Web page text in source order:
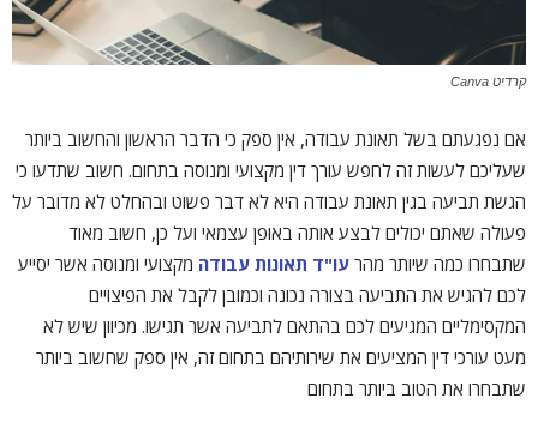
קרדיט Canva
אם נפגעתם בשל תאונת עבודה, אין ספק כי הדבר הראשון והחשוב ביותר
שעליכם לעשות זה לחפש עורך דין מקצועי ומנוסה בתחום. חשוב שתדעו כי
הגשת תביעה בגין תאונת עבודה היא לא דבר פשוט ובהחלט לא מדובר על
פעולה שאתם יכולים לבצע אותה באופן עצמאי ועל כן, חשוב מאוד
שתבחרו כמה שיותר מהר עו"ד תאונות עבודה מקצועי ומנוסה אשר יסייע
לכם להגיש את התביעה בצורה נכונה וכמובן לקבל את הפיצויים
המקסימליים המגיעים לכם בהתאם לתביעה אשר תגישו. מכיוון שיש לא
מעט עורכי דין המציעים את שירותיהם בתחום זה, אין ספק שחשוב ביותר
שתבחרו את הטוב ביותר בתחום